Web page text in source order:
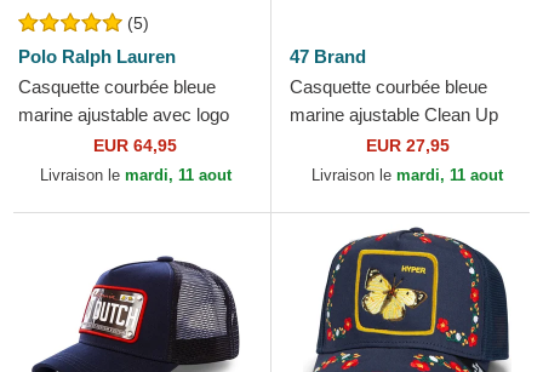
(5)
Polo Ralph Lauren
Casquette courbée bleue
marine ajustable avec logo
rouge Cotton Chino Classic
Sport Polo Ralph...
EUR 64,95
Livraison le mardi, 11 aout
47 Brand
Casquette courbée bleue
marine ajustable Clean Up
Base Runner Icon Dog
Vintage Navy 47 Brand
EUR 27,95
Livraison le mardi, 11 aout